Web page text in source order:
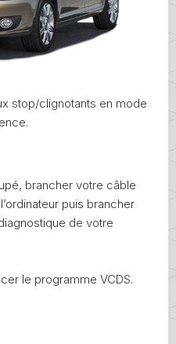
stop/clignotants en mode
brancher votre câble
puis brancher
de votre
le programme VCDS.